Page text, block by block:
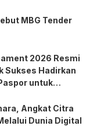
MBG Tender
2026 Resmi
Sukses Hadirkan
untuk
Angkat Citra
Dunia Digital